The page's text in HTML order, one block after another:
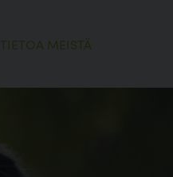
TIETOA MEISTÄ